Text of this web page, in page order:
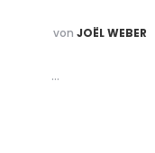
POSTED
BY
von JOËL WEBER
…